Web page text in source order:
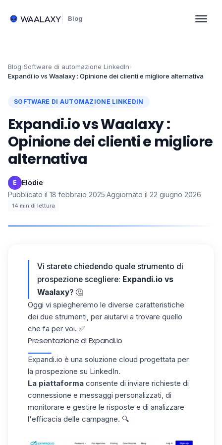
Blog
Blog›Software di automazione LinkedIn›
Expandi.io vs Waalaxy : Opinione dei clienti e migliore alternativa
SOFTWARE DI AUTOMAZIONE LINKEDIN
Expandi.io vs Waalaxy :
Opinione dei clienti e migliore
alternativa
E Elodie·
Pubblicato il 18 febbraio 2025·Aggiornato il 22 giugno 2026·
14 min di lettura
Vi starete chiedendo quale strumento di
prospezione scegliere: Expandi.io vs
Waalaxy? 🤔
Oggi vi spiegheremo le diverse caratteristiche
dei due strumenti, per aiutarvi a trovare quello
che fa per voi. ✅
Presentazione di Expandi.io
Expandi.io è una soluzione cloud progettata per
la prospezione su LinkedIn.
La piattaforma consente di inviare richieste di
connessione e messaggi personalizzati, di
monitorare e gestire le risposte e di analizzare
l'efficacia delle campagne. 🔍